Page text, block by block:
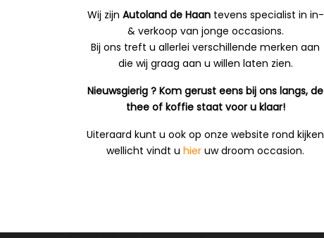
Wij zijn Autoland de Haantevens specialist in in-
& verkoop van jonge occasions.
Bij ons treft u allerlei verschillende merken aan
die wij graag aan u willen laten zien.
Nieuwsgierig ? Kom gerust eens bij ons langs, de
thee of koffie staat voor u klaar!
Uiteraard kunt u ook op onze website rond kijken
wellicht vindt uhier uw droom occasion.